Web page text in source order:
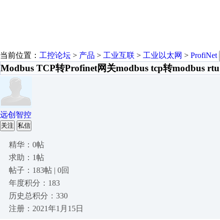
当前位置： 工控论坛 > 产品 > 工业互联 > 工业以太网 > ProfiNet
Modbus TCP转Profinet网关modbus tcp转modbus rtu
远创智控
关注 私信
精华：0帖
求助：1帖
帖子：183帖 | 0回
年度积分：183
历史总积分：330
注册：2021年1月15日